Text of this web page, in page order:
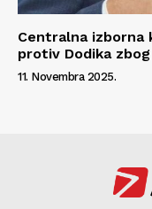
Centralna izborna
protiv Dodika
11. Novembra 2025.